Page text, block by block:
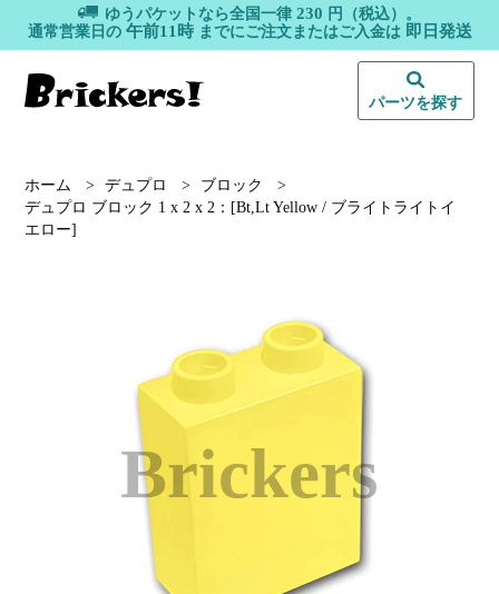
ゆうパケットなら全国一律 230 円（税込）。
通常営業日の 午前11時 までにご注文またはご入金は 即日発送
パーツを探す
ホーム > デュプロ > ブロック
>
デュプロ ブロック 1 x 2 x 2：[Bt,Lt Yellow / ブライトライトイ
エロー]